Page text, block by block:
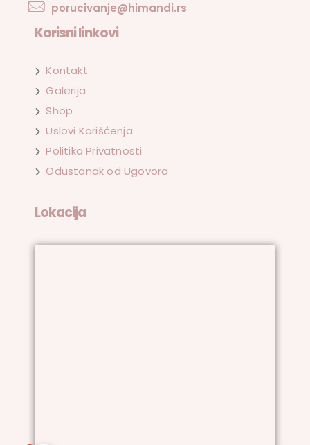
porucivanje@himandi.rs
Korisni linkovi
Kontakt
Galerija
Shop
Uslovi Korišćenja
Politika Privatnosti
Odustanak od Ugovora
Lokacija